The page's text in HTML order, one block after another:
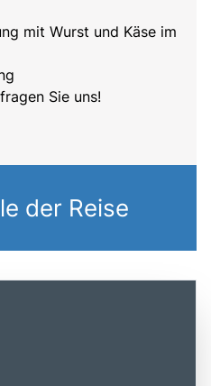
mit Wurst und Käse im
Sie uns!
der Reise